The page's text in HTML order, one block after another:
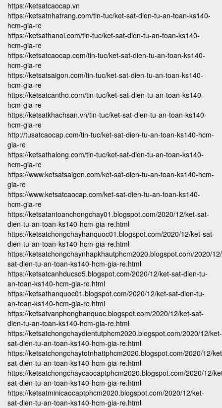
https://ketsatcaocap.vn
https://ketsatnhatrang.com/tin-tuc/ket-sat-dien-tu-an-toan-ks140-
hcm-gia-re
https://ketsathanoi.com/tin-tuc/ket-sat-dien-tu-an-toan-ks140-
hcm-gia-re
https://ketsatcaocap.com/tin-tuc/ket-sat-dien-tu-an-toan-ks140-
hcm-gia-re
https://ketsatsaigon.com/tin-tuc/ket-sat-dien-tu-an-toan-ks140-
hcm-gia-re
https://ketsatcantho.com/tin-tuc/ket-sat-dien-tu-an-toan-ks140-
hcm-gia-re
https://ketsatkhachsan.vn/tin-tuc/ket-sat-dien-tu-an-toan-ks140-
hcm-gia-re
http://tusatcaocap.com/tin-tuc/ket-sat-dien-tu-an-toan-ks140-hcm-
gia-re
https://ketsathalong.com/tin-tuc/ket-sat-dien-tu-an-toan-ks140-
hcm-gia-re
https://www.ketsatsaigon.com/ket-sat-dien-tu-an-toan-ks140-hcm-
gia-re
https://www.ketsatcaocap.com/ket-sat-dien-tu-an-toan-ks140-
hcm-gia-re
https://ketsatantoanchongchay01.blogspot.com/2020/12/ket-sat-
dien-tu-an-toan-ks140-hcm-gia-re.html
https://ketsatchongchayhanquoc01.blogspot.com/2020/12/ket-sat-
dien-tu-an-toan-ks140-hcm-gia-re.html
https://ketsatchongchaynhapkhautphcm2020.blogspot.com/2020/
sat-dien-tu-an-toan-ks140-hcm-gia-re.html
https://ketsatcanhducso5.blogspot.com/2020/12/ket-sat-dien-tu-
an-toan-ks140-hcm-gia-re.html
https://ketsathanquoc01.blogspot.com/2020/12/ket-sat-dien-tu-
an-toan-ks140-hcm-gia-re.html
https://ketsatvanphonghanquoc.blogspot.com/2020/12/ket-sat-
dien-tu-an-toan-ks140-hcm-gia-re.html
https://ketsatchongchaydientutphcm2020.blogspot.com/2020/12/ket-
sat-dien-tu-an-toan-ks140-hcm-gia-re.html
https://ketsatchongchaytotnhattphcm2020.blogspot.com/2020/12/
sat-dien-tu-an-toan-ks140-hcm-gia-re.html
https://ketsatchongchaycaocaptphcm2020.blogspot.com/2020/12/
sat-dien-tu-an-toan-ks140-hcm-gia-re.html
https://ketsatminicaocaptphcm2020.blogspot.com/2020/12/ket-
sat-dien-tu-an-toan-ks140-hcm-gia-re.html